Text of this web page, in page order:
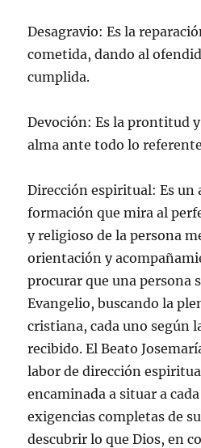
Desagravio: Es la
cometida, dando al
cumplida.
Devoción: Es la prontitud
alma ante todo lo
Dirección espiritual: Es un
formación que mira al
y religioso de la persona
orientación y
procurar que una persona
Evangelio, buscando la
cristiana, cada uno según
recibido. El Beato
labor de dirección
encaminada a situar a
exigencias completas de
descubrir lo que Dios, en